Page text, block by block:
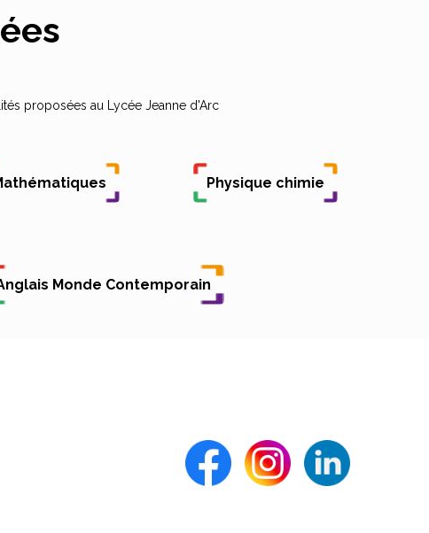
proposées au Lycée Jeanne d'Arc
Physique chimie
Monde Contemporain